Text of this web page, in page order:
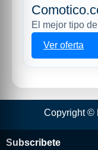
El mejor tipo
Ver oferta
Copyright ©
Subscribete